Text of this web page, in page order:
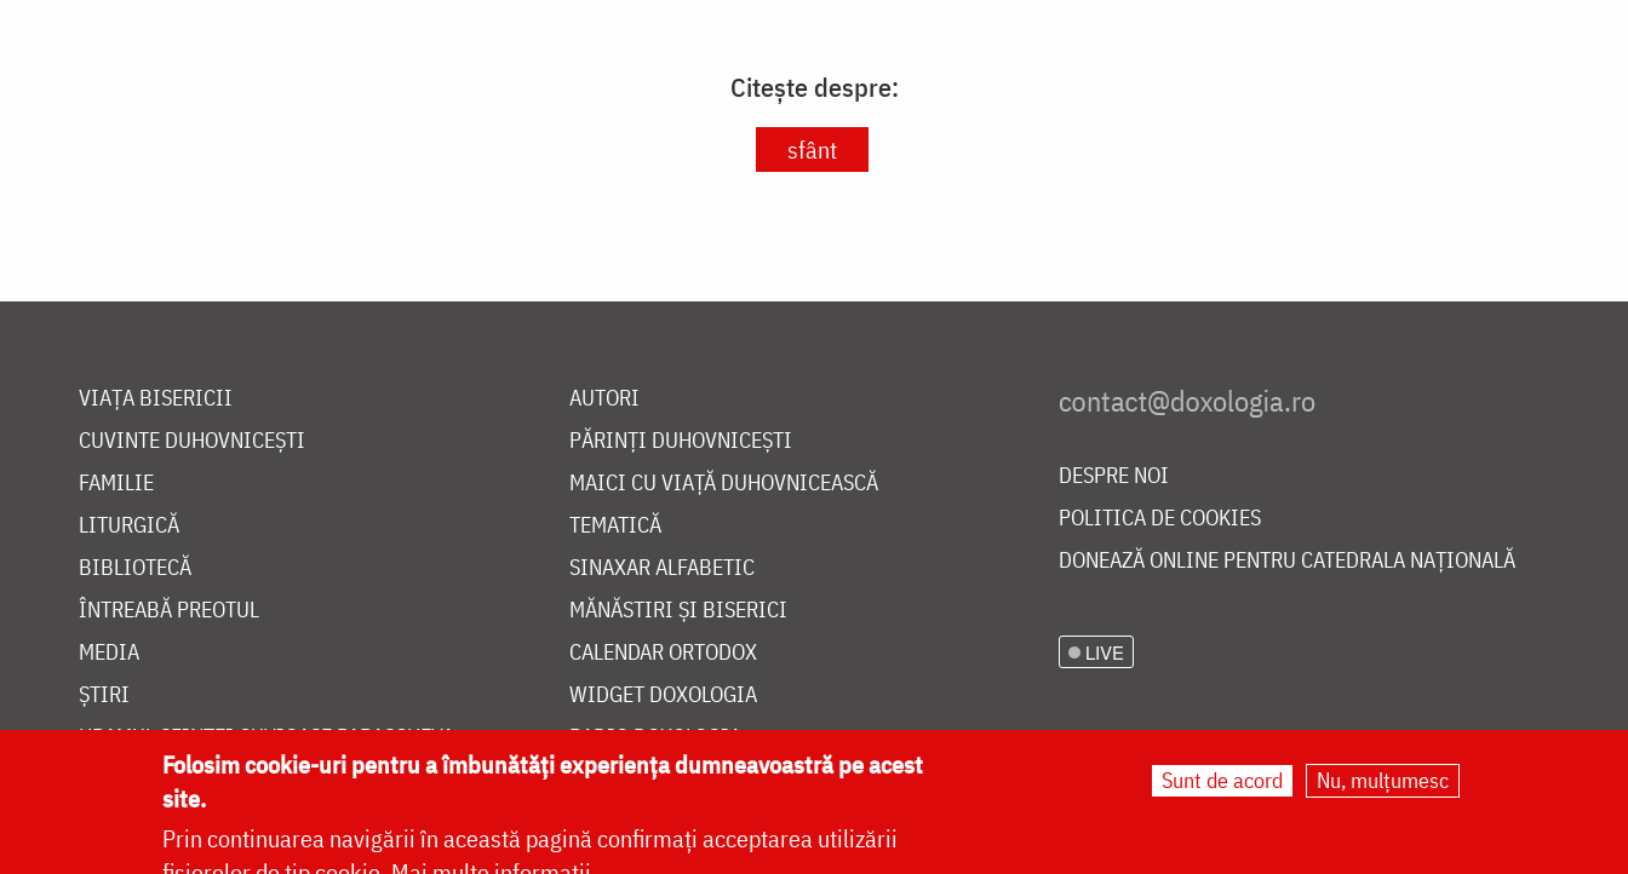
Citește despre:
sfânt
VIAȚA BISERICII
CUVINTE DUHOVNICEȘTI
FAMILIE
LITURGICĂ
BIBLIOTECĂ
ÎNTREABĂ PREOTUL
MEDIA
ȘTIRI
HRAMUL SFINTEI CUVIOASE PARASCHEVA
AUTORI
PĂRINȚI DUHOVNICEȘTI
MAICI CU VIAȚĂ DUHOVNICEASCĂ
TEMATICĂ
SINAXAR ALFABETIC
MĂNĂSTIRI ȘI BISERICI
CALENDAR ORTODOX
WIDGET DOXOLOGIA
RADIO DOXOLOGIA
DESPRE NOI
POLITICA DE COOKIES
DONEAZĂ ONLINE PENTRU CATEDRALA NAȚIONALĂ
LIVE
Folosim cookie-uri pentru a îmbunătăți experiența dumneavoastră pe acest
site.
Prin continuarea navigării în această pagină confirmați acceptarea utilizării
Sunt de acord Nu, mulțumesc